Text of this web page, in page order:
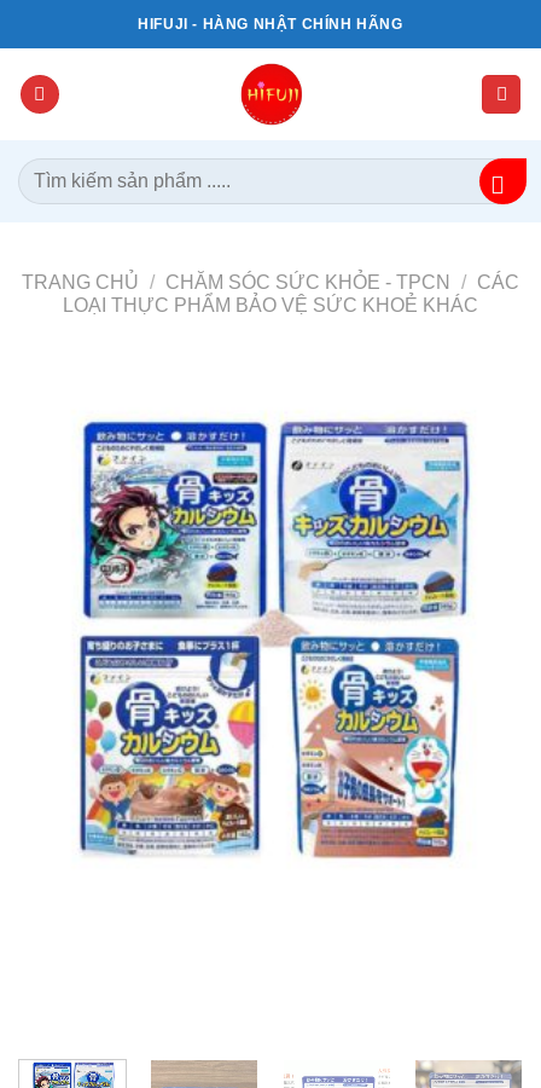
qua
dung
HIFUJI - HÀNG NHẬT CHÍNH HÃNG
Tìm
kiếm:
TRANG CHỦ / CHĂM SÓC SỨC KHỎE - TPCN /
CÁC
LOẠI THỰC PHẨM BẢO VỆ SỨC KHOẺ KHÁC